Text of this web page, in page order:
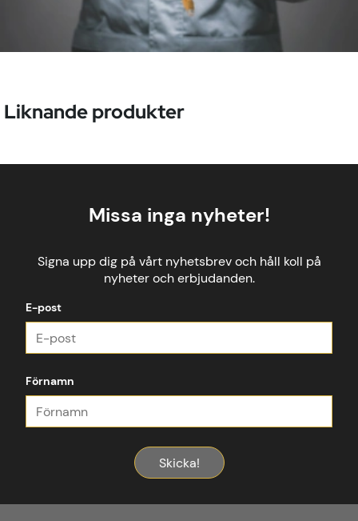
Kort chassi:
Ja
Ingång för backkamera:
Ja
Tillbehör
Auto-Connect
demonteringsverktyg i 4
198 kr
3.5mm AUX-kabel, 1 m
128 kr
Liknande produkter
Missa inga nyheter!
Signa upp dig på vårt nyhetsbrev och håll koll på
nyheter och erbjudanden.
E-post
Förnamn
Skicka!